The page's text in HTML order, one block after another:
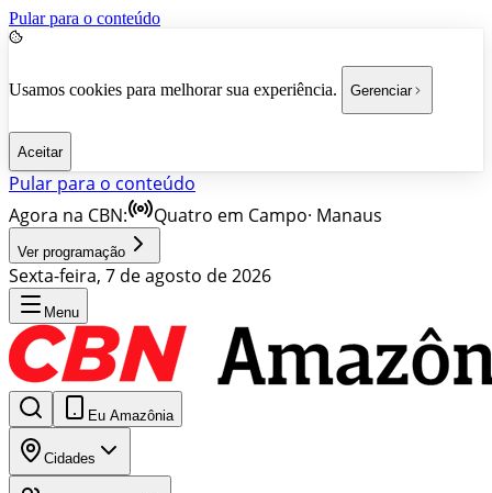
Pular para o conteúdo
Usamos cookies para melhorar sua experiência. Gerenciar
Aceitar
Pular para o conteúdo
Agora na CBN:
Quatro em Campo· Manaus
Ver programação
Sexta-feira, 7 de agosto de 2026
Menu
Eu Amazônia
Cidades